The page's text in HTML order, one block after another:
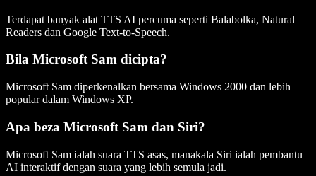
Terdapat banyak alat TTS AI percuma seperti Balabolka, Natural
Readers dan Google Text-to-Speech.
Bila Microsoft Sam dicipta?
Microsoft Sam diperkenalkan bersama Windows 2000 dan lebih
popular dalam Windows XP.
Apa beza Microsoft Sam dan Siri?
Microsoft Sam ialah suara TTS asas, manakala Siri ialah pembantu
AI interaktif dengan suara yang lebih semula jadi.